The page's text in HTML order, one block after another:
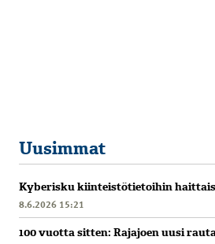
Uusimmat
Kyberisku kiinteistötietoihin
8.6.2026 15:21
100 vuotta sitten: Rajajoen uusi